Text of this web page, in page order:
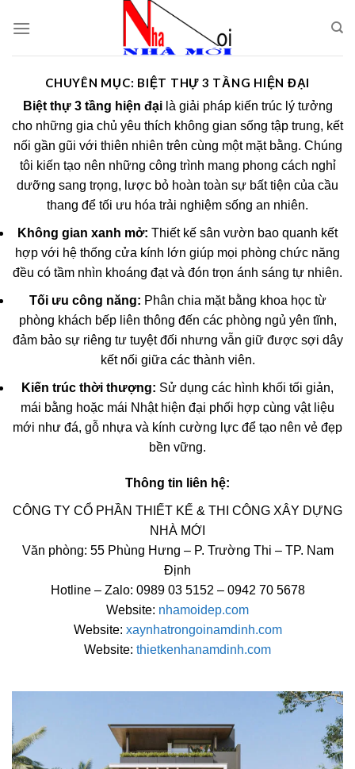
CHUYÊN MỤC: BIỆT THỰ 3 TẦNG HIỆN ĐẠI
Biệt thự 3 tầng hiện đạilà giải pháp kiến trúc lý tưởng
cho những gia chủ yêu thích không gian sống tập trung, kết
nối gần gũi với thiên nhiên trên cùng một mặt bằng. Chúng
tôi kiến tạo nên những công trình mang phong cách nghỉ
dưỡng sang trọng, lược bỏ hoàn toàn sự bất tiện của cầu
thang để tối ưu hóa trải nghiệm sống an nhiên.
Không gian xanh mở: Thiết kế sân vườn bao quanh kết
hợp với hệ thống cửa kính lớn giúp mọi phòng chức năng
đều có tầm nhìn khoáng đạt và đón trọn ánh sáng tự nhiên.
Tối ưu công năng: Phân chia mặt bằng khoa học từ
phòng khách bếp liên thông đến các phòng ngủ yên tĩnh,
đảm bảo sự riêng tư tuyệt đối nhưng vẫn giữ được sợi dây
kết nối giữa các thành viên.
Kiến trúc thời thượng: Sử dụng các hình khối tối giản,
mái bằng hoặc mái Nhật hiện đại phối hợp cùng vật liệu
mới như đá, gỗ nhựa và kính cường lực để tạo nên vẻ đẹp
bền vững.
Thông tin liên hệ:
CÔNG TY CỔ PHẦN THIẾT KẾ & THI CÔNG XÂY DỰNG
NHÀ MỚI
Văn phòng: 55 Phùng Hưng – P. Trường Thi – TP. Nam
Định
Hotline – Zalo: 0989 03 5152 – 0942 70 5678
Website: nhamoidep.com
Website: xaynhatrongoinamdinh.com
Website: thietkenhanamdinh.com